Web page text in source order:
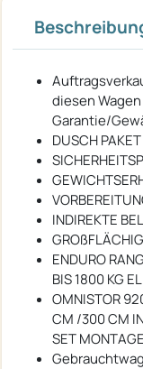
diesen
Garantie/
DUSCH PAKET
INDIREKTE
ENDURO
BIS 1800 KG
OMNISTOR
CM /300 CM
SET